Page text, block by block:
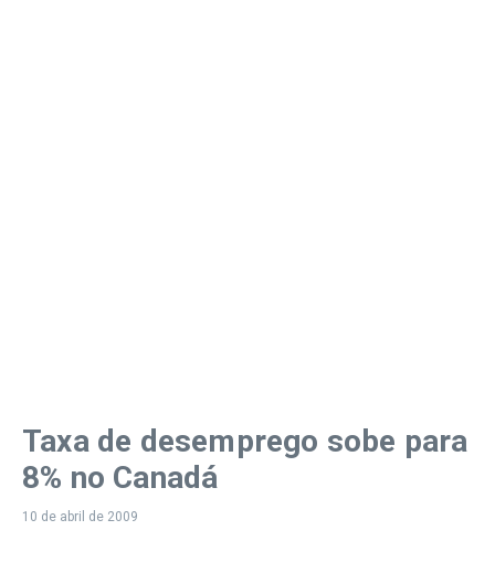
Taxa de desemprego sobe para
8% no Canadá
10 de abril de 2009